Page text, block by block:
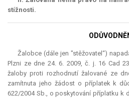
stížnosti.
Žalobce (dále jen "stěžovatel“)
Plzni ze dne 24. 6. 2009, č. j. 16 Cad
žaloby proti rozhodnutí žalované ze
zamítnuta jeho žádost o příplatek k
622/2004 Sb., o poskytování příplatku k